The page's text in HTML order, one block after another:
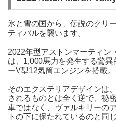
氷と雪の国から、伝説のクリ
ティバルを襲います。
2022年型アストンマーティン
は、1,000馬力を発生する驚
ーV型12気筒エンジンを搭載。
そのエクステリアデザインは
されるものとは全く逆で、秘
車ではなく、ヴァルキリーの
トの下に保たれているのと同